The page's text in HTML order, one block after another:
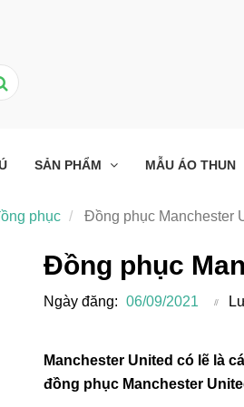
Đồng phục
Ngày đăng: 06/09/2021
Manchester United có lẽ là
đồng phục Manchester
SẢN PHẨM MẪU ÁO THUN
phục Đồng phục Manchester